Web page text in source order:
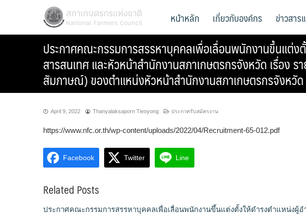
สภาเกษตรกรแห่งชาติ
National Farmers Council หน้าหลัก เกี่ยวกับองค์กร ข่าวสาร
ประกาศคณะกรรมการสรรหาบุคคลเพื่อเลื่อนพนักงานขึ้นแต่
สารสนเทศ และหัวหน้าสำนักงานสภาเกษตรกรจังหวัด เรื่อง
สัมภาษณ์) ของตำแหน่งหัวหน้าสำนักงานสภาเกษตรกรจังหวั
April 9, 2022 Thanyalaksaporn Tieoyong ประกาศรับสมัครงาน
https://www.nfc.or.th/wp-content/uploads/2022/04/Recruitment-65-012.pdf
Facebook Twitter Line
Related Posts
ประกาศคณะกรรมการสรรหาบุคคลเพื่อเลื่อนพนักงานขึ้นแต่งตั้งให้ดำรงตำแหน่งผู้อ